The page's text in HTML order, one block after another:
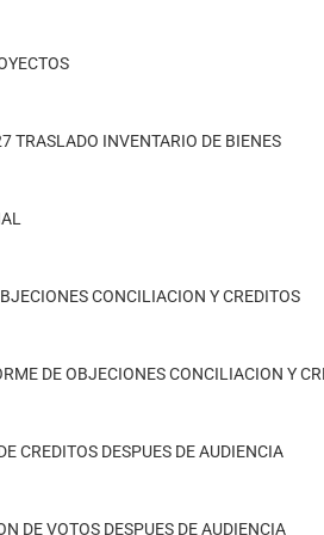
TRASLADO INVENTARIO DE BIENES
CONCILIACION Y CREDITOS
DE OBJECIONES CONCILIACION Y
CREDITOS DESPUES DE AUDIENCIA
DE VOTOS DESPUES DE AUDIENCIA